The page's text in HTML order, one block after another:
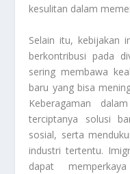
kesulitan dalam
Selain itu, kebijakan
berkontribusi pada
sering membawa
baru yang bisa
Keberagaman
terciptanya solusi
sosial, serta
industri tertentu.
dapat